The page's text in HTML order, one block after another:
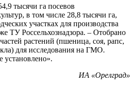
тысячи га посевов
в том числе 28,8 тысячи га,
участках для производства
ТУ Россельхознадзора. – Отобрано
растений (пшеница, соя, рапс,
для исследования на ГМО.
ИА «Орелград»